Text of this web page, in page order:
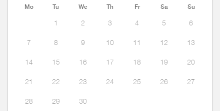
Mo Tu We Th Fr Sa Su
1 2 3 4 5 6
7 8 9 10 11 12 13
14 15 16 17 18 19 20
21 22 23 24 25 26 27
28 29 30